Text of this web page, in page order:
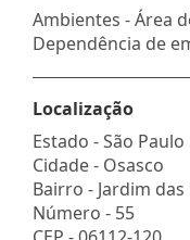
Ambientes - Área
Dependência de
Localização
Estado -São Paulo
Cidade - Osasco
Bairro - Jardim das
Número - 55